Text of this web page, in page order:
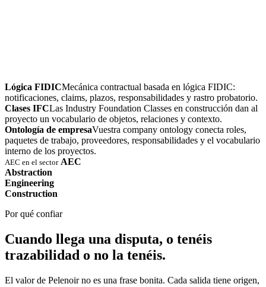
Lógica FIDICMecánica contractual basada en lógica FIDIC:
notificaciones, claims, plazos, responsabilidades y rastro probatorio.
Clases IFCLas Industry Foundation Classes en construcción dan al
proyecto un vocabulario de objetos, relaciones y contexto.
Ontología de empresaVuestra company ontology conecta roles,
paquetes de trabajo, proveedores, responsabilidades y el vocabulario
interno de los proyectos.
AEC en el sector AEC
Abstraction
Engineering
Construction
Por qué confiar
Cuando llega una disputa, o tenéis
trazabilidad o no la tenéis.
El valor de Pelenoir no es una frase bonita. Cada salida tiene origen,